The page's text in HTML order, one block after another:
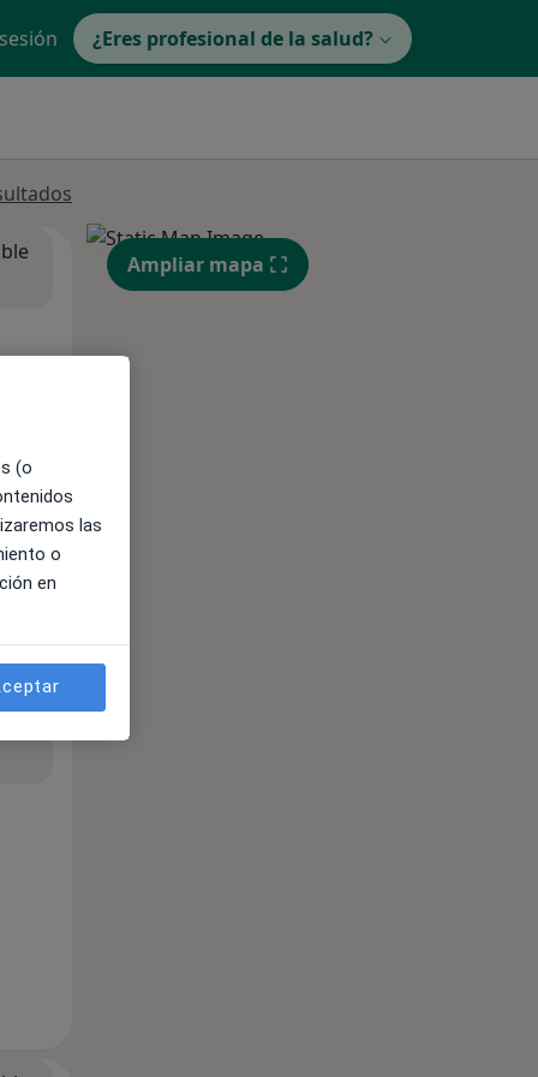
¿Eres profesional de la salud?
Ampliar mapa
(o
las
o
en